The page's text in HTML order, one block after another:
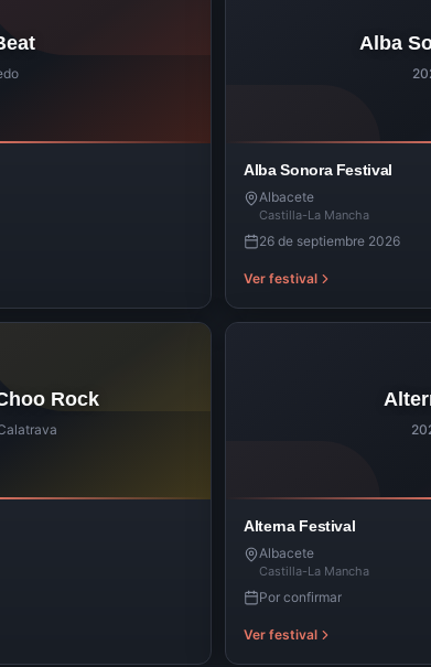
Alba
Alba Sonora Festival
Albacete
Castilla-La Mancha
26 de septiembre 2026
Ver festival
Rock
Alterna Festival
Albacete
Castilla-La Mancha
Por confirmar
Ver festival